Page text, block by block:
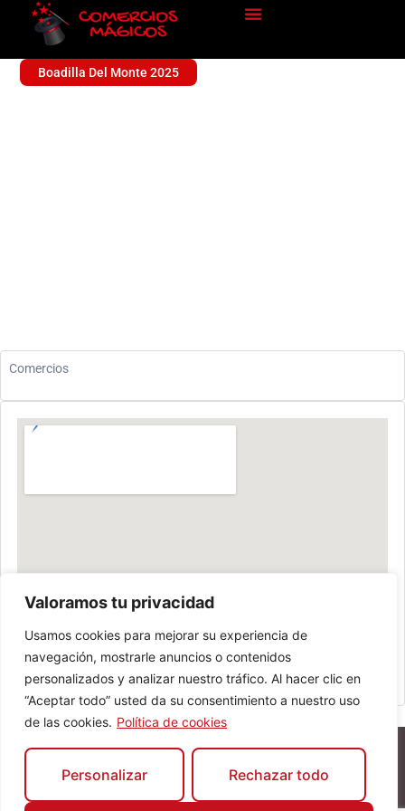
Valoramos tu privacidad
Usamos cookies para mejorar su experiencia de
navegación, mostrarle anuncios o contenidos
personalizados y analizar nuestro tráfico. Al hacer clic en
“Aceptar todo” usted da su consentimiento a nuestro uso
de las cookies. Política de cookies
Personalizar Rechazar todo
Boadilla Del Monte 2025
Comercios